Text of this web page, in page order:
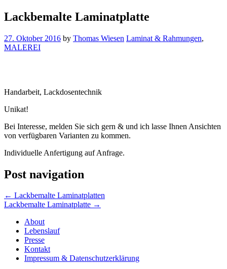
Lackbemalte Laminatplatte
27. Oktober 2016 by Thomas Wiesen Laminat & Rahmungen,
MALEREI
Handarbeit, Lackdosentechnik
Unikat!
Bei Interesse, melden Sie sich gern & und ich lasse Ihnen Ansichten
von verfügbaren Varianten zu kommen.
Individuelle Anfertigung auf Anfrage.
Post navigation
← Lackbemalte Laminatplatten
Lackbemalte Laminatplatte →
About
Lebenslauf
Presse
Kontakt
Impressum & Datenschutzerklärung